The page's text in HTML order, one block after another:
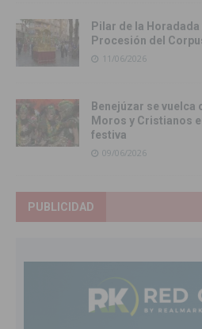
Pilar de la
Procesión del
11/06/2026
Benejúzar se vuelca
Moros y Cristianos
festiva
09/06/2026
PUBLICIDAD